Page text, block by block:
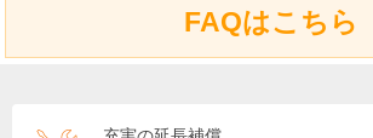
FAQはこちら